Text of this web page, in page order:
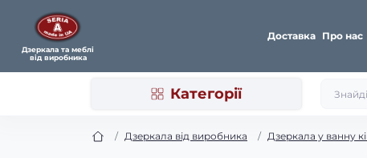
Дзеркала та меблі
від виробника
Доставка Про нас
Категорії
Дзеркала від виробника Дзеркала у ванну